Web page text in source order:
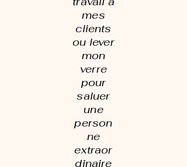
mes
clients
ou lever
mon
verre
pour
saluer
une
person
ne
extraor
dinaire